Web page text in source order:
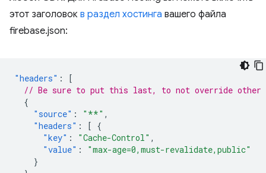
этот заголовок в раздел хостинга вашего файла
firebase.json:
"headers" :
[
// Be sure to put this last, to not override other
{
"source" : "**" ,
"headers" : [ {
"key" : "Cache-Control" ,
"value" :
"max-age=0,must-revalidate,public"
}